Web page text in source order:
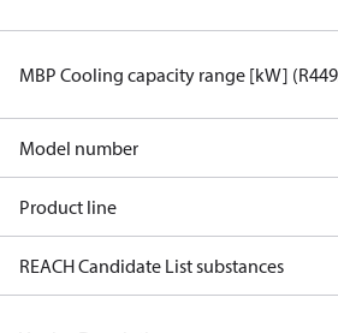
MBP Cooling capacity range [kW]
Model number
Product line
REACH Candidate List substances